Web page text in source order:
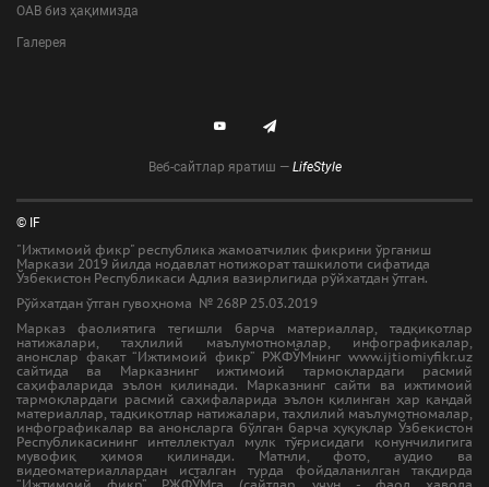
ОАВ биз ҳақимизда
Галерея
Веб-сайтлар яратиш — LifeStyle
© IF
"Ижтимоий фикр" республика жамоатчилик фикрини ўрганиш
Маркази 2019 йилда нодавлат нотижорат ташкилоти сифатида
Ўзбекистон Республикаси Адлия вазирлигида рўйхатдан ўтган.
Рўйхатдан ўтган гувоҳнома № 268Р 25.03.2019
Марказ фаолиятига тегишли барча материаллар, тадқиқотлар
натижалари, таҳлилий маълумотномалар, инфографикалар,
анонслар фақат “Ижтимоий фикр” РЖФЎМнинг www.ijtiomiyfikr.uz
сайтида ва Марказнинг ижтимоий тармоқлардаги расмий
саҳифаларида эълон қилинади. Марказнинг сайти ва ижтимоий
тармоқлардаги расмий саҳифаларида эълон қилинган ҳар қандай
материаллар, тадқиқотлар натижалари, таҳлилий маълумотномалар,
инфографикалар ва анонсларга бўлган барча ҳуқуқлар Ўзбекистон
Республикасининг интеллектуал мулк тўғрисидаги қонунчилигига
мувофиқ ҳимоя қилинади. Матнли, фото, аудио ва
видеоматериаллардан исталган турда фойдаланилган тақдирда